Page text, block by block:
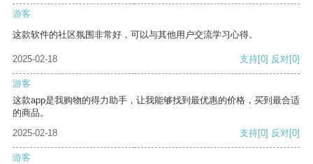
游客
这款软件的社区氛围非常好，可以与其他用户交流学习心得。
2025-02-18 支持[0] 反对[0]
游客
这款app是我购物的得力助手，让我能够找到最优惠的价格，买到最合适
的商品。
2025-02-18
支持[0] 反对[0]
游客